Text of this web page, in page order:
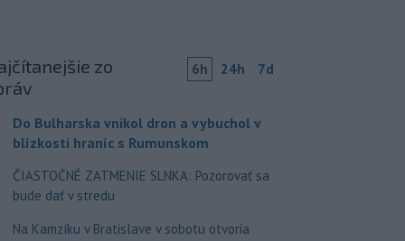
zo
6h 24h 7d
Do Bulharska vnikol dron a vybuchol v
blízkosti hraníc s Rumunskom
ČIASTOČNÉ ZATMENIE SLNKA: Pozorovať sa
bude dať v stredu
Na Kamzíku v Bratislave v sobotu otvoria